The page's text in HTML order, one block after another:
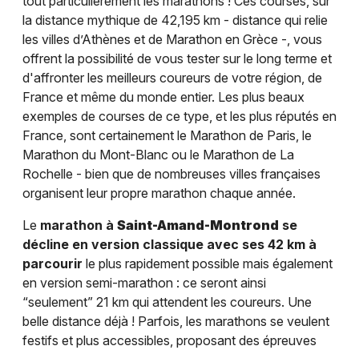
la distance mythique de 42,195 km - distance qui relie
les villes d’Athènes et de Marathon en Grèce -, vous
offrent la possibilité de vous tester sur le long terme et
d'affronter les meilleurs coureurs de votre région, de
France et même du monde entier. Les plus beaux
exemples de courses de ce type, et les plus réputés en
France, sont certainement le Marathon de Paris, le
Marathon du Mont-Blanc ou le Marathon de La
Rochelle - bien que de nombreuses villes françaises
organisent leur propre marathon chaque année.
Le marathon à Saint-Amand-Montrond se
décline en version classique avec ses 42 km à
parcourir le plus rapidement possible mais également
en version semi-marathon : ce seront ainsi
“seulement” 21 km qui attendent les coureurs. Une
belle distance déjà ! Parfois, les marathons se veulent
festifs et plus accessibles, proposant des épreuves